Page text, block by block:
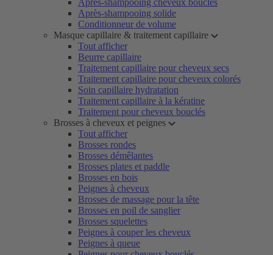
Après-shampooing cheveux bouclés
Après-shampooing solide
Conditionneur de volume
Masque capillaire & traitement capillaire
Tout afficher
Beurre capillaire
Traitement capillaire pour cheveux secs
Traitement capillaire pour cheveux colorés
Soin capillaire hydratation
Traitement capillaire à la kératine
Traitement pour cheveux bouclés
Brosses à cheveux et peignes
Tout afficher
Brosses rondes
Brosses démêlantes
Brosses plates et paddle
Brosses en bois
Peignes à cheveux
Brosses de massage pour la tête
Brosses en poil de sanglier
Brosses squelettes
Peignes à couper les cheveux
Peignes à queue